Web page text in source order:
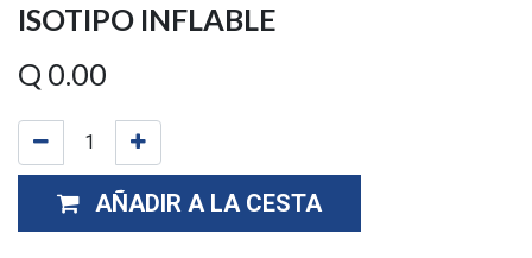
ISOTIPO INFLABLE
Q 0.00
AÑADIR A LA CESTA